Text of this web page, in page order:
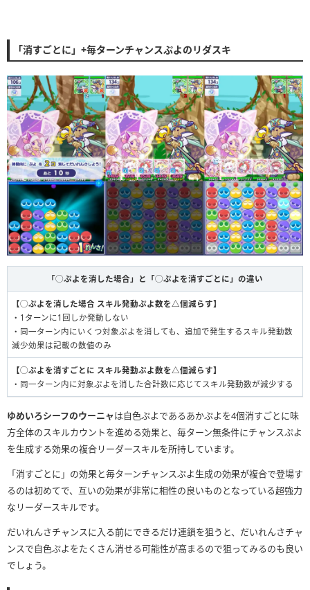
「消すごとに」+毎ターンチャンスぷよのリダスキ
「◯ぷよを消した場合」と「◯ぷよを消すごとに」の違い
【◯ぷよを消した場合 スキル発動ぷよ数を△個減らす】
・1ターンに1回しか発動しない
・同一ターン内にいくつ対象ぷよを消しても、追加で発生するスキル発動数
減少効果は記載の数値のみ
【◯ぷよを消すごとに スキル発動ぷよ数を△個減らす】
・同一ターン内に対象ぷよを消した合計数に応じてスキル発動数が減少する
ゆめいろシーフのウーニャは自色ぷよであるあかぷよを4個消すごとに味
方全体のスキルカウントを進める効果と、毎ターン無条件にチャンスぷよ
を生成する効果の複合リーダースキルを所持しています。
「消すごとに」の効果と毎ターンチャンスぷよ生成の効果が複合で登場す
るのは初めてで、互いの効果が非常に相性の良いものとなっている超強力
なリーダースキルです。
だいれんさチャンスに入る前にできるだけ連鎖を狙うと、だいれんさチャ
ンスで自色ぷよをたくさん消せる可能性が高まるので狙ってみるのも良い
でしょう。